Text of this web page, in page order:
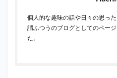
個人的な趣味の話や日々の思っ
謂ふつうのブログとしてのペー
た。